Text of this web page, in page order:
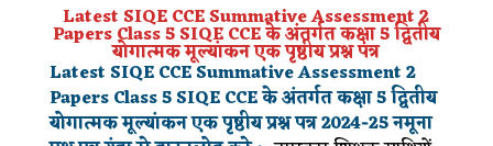
Latest SIQE CCE Summative Assessment 2
Papers Class 5 SIQE CCE के अंतर्गत कक्षा 5 द्वितीय
योगात्मक मूल्यांकन एक पृष्ठीय प्रश्न पत्र
Latest SIQE CCE Summative Assessment 2
Papers Class 5 SIQE CCE के अंतर्गत कक्षा 5 द्वितीय
योगात्मक मूल्यांकन एक पृष्ठीय प्रश्न पत्र2024-25नमूना